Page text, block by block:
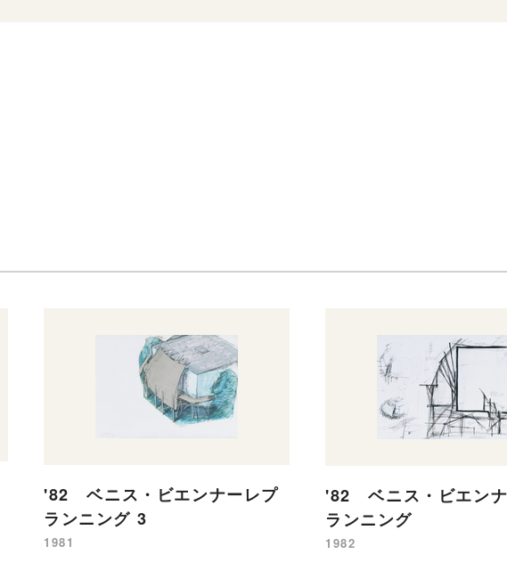
'82 ベニス・ビエンナーレプ
ランニング 3
1981
'82 ベニス・ビエン
ランニング
1982